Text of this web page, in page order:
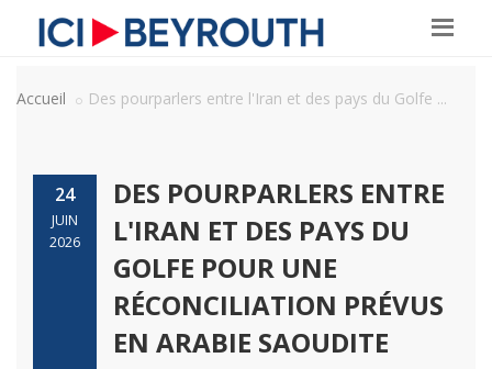
Accueil Des pourparlers entre l'Iran et des pays du Golfe ...
24
JUIN
2026
DES POURPARLERS ENTRE
L'IRAN ET DES PAYS DU
GOLFE POUR UNE
RÉCONCILIATION PRÉVUS
EN ARABIE SAOUDITE